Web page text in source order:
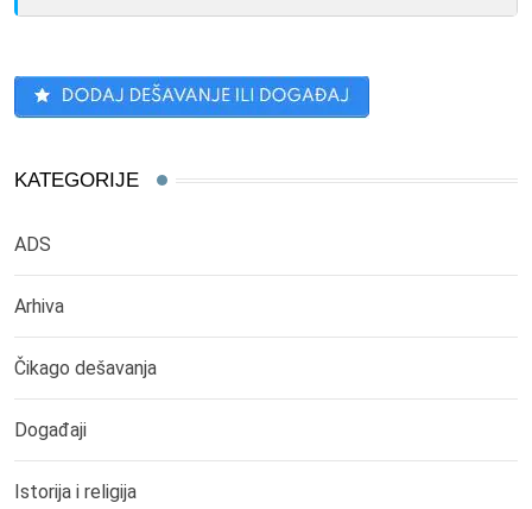
KATEGORIJE
ADS
Arhiva
Čikago dešavanja
Događaji
Istorija i religija